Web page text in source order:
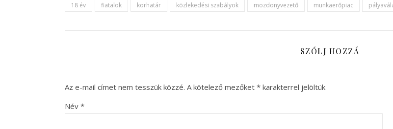
18 év fiatalok korhatár közlekedési szabályok mozdonyvezető munkaerőpiac
SZÓLJ HOZZÁ
Az e-mail címet nem tesszük közzé. A kötelező mezőket * karakterrel jelöltük
Név *